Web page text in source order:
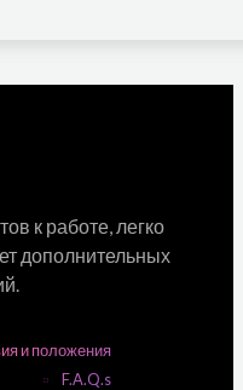
к работе, легко
дополнительных
и положения
F.A.Q.s